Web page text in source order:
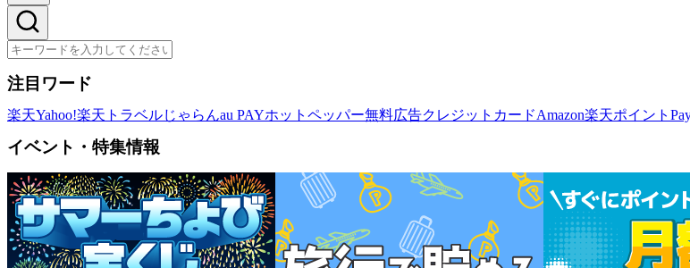
注目ワード
楽天Yahoo!楽天トラベルじゃらんau PAYホットペッパー無料広告クレジットカードAmazon楽天ポイント
イベント・特集情報